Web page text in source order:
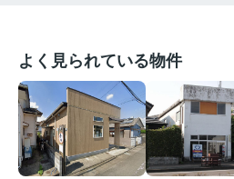
よく見られている物件